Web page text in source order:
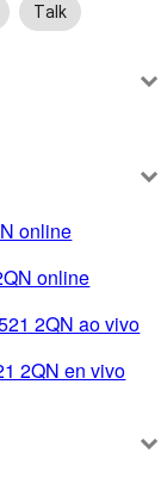
Talk
online
online
2QN ao vivo
2QN en vivo